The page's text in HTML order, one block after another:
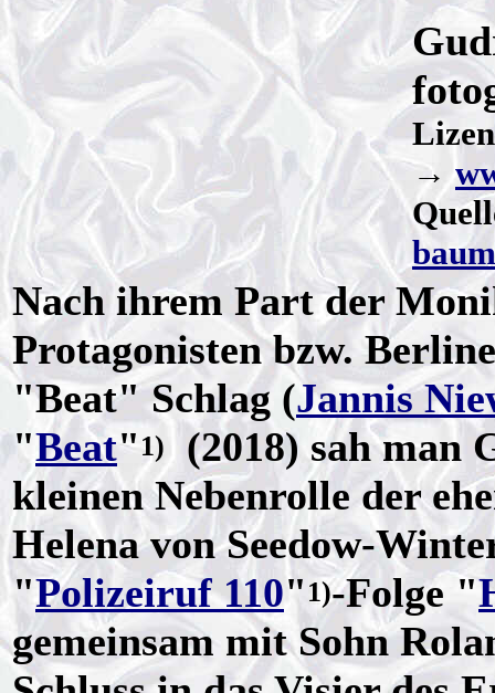
→
Nach ihrem Part der
Protagonisten bzw.
"Beat" Schlag (Jannis
"Beat" 1)
(2018) sah man
kleinen Nebenrolle der
Helena von Seedow-
"Polizeiruf 110" 1)-Folge "
gemeinsam mit Sohn